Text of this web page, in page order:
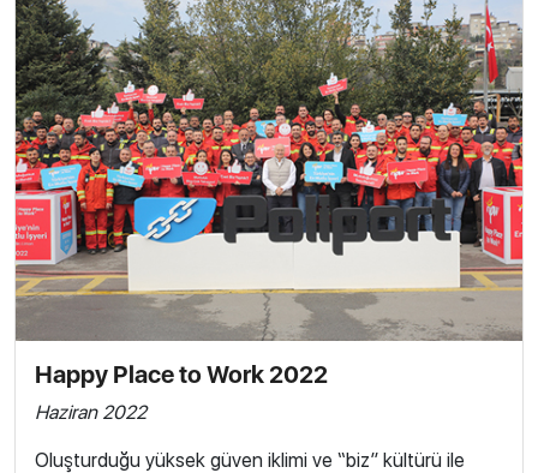
Happy Place to Work 2022
Haziran 2022
Oluşturduğu yüksek güven iklimi ve “biz” kültürü ile